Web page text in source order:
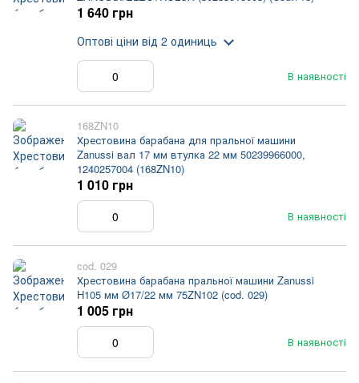
В наявності
1 640 грн
Оптові ціни від 2 одиниць
168ZN10
Хрестовина барабана для пральної машини
Zanussi вал 17 мм втулка 22 мм 50239966000,
1240257004 (168ZN10)
В наявності
1 010 грн
cod. 029
Хрестовина барабана пральної машини Zanussi
H105 мм Ø17/22 мм 75ZN102 (cod. 029)
В наявності
1 005 грн